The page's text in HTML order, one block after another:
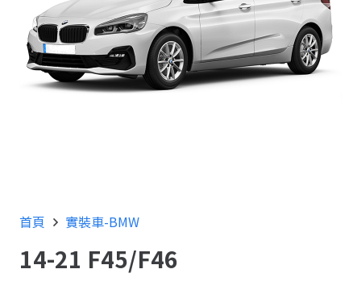
首頁 實裝車-BMW
14-21 F45/F46